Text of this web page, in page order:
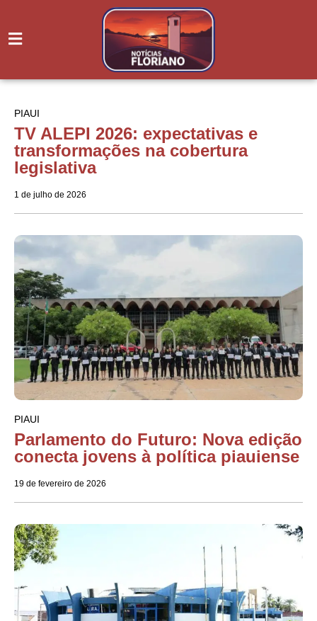
PIAUI
TV ALEPI 2026: expectativas e
transformações na cobertura
legislativa
1 de julho de 2026
PIAUI
Parlamento do Futuro: Nova edição
conecta jovens à política piauiense
19 de fevereiro de 2026